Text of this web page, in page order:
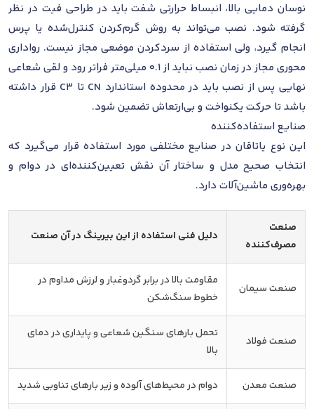
نوسان دمایی بالا، انبساط حرارتی شفت باید در طراحی فیت در نظر
گرفته شود. نصب می‌تواند به روش گرم‌کردن کنترل‌شده یا پرس
انجام گیرد، ولی استفاده از سردکردن موضعی مجاز نیست. رواداری
محوری مجاز در زمان نصب نباید از 0.1 میلی‌متر فراتر رود و لقی شعاعی
نهایی پس از نصب باید در محدوده استاندارد CN تا C3 قرار داشته
باشد تا حرکت یکنواخت و بی‌ارتعاش تضمین شود.
صنایع استفاده‌کننده
این نوع یاتاقان در صنایع مختلفی مورد استفاده قرار می‌گیرد که
انتخاب صحیح مدل و ساختار آن نقش تعیین‌کننده‌ای در دوام و
بهره‌وری ماشین‌آلات دارد.
صنعت
مصرف‌کننده
دلیل فنی استفاده از این بیرینگ در آن صنعت
صنعت سیمان
مقاومت بالا در برابر گردوغبار و لرزش مداوم در
خطوط سنگ‌شکن
صنعت فولاد
تحمل بارهای سنگین شعاعی و پایداری در دمای
بالا
صنعت معدن دوام در محیط‌های آلوده و زیر بارهای تناوبی شدید